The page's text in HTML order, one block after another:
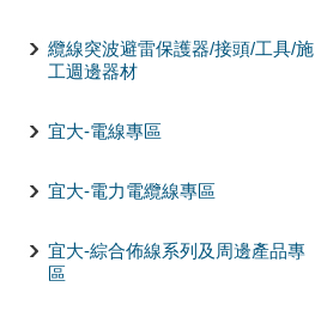
纜線突波避雷保護器/接頭/工具/施
工週邊器材
宜大-電線專區
宜大-電力電纜線專區
宜大-綜合佈線系列及周邊產品專
區